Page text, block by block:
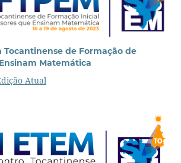
Tocantinense de Formação de
Matemática
Atual